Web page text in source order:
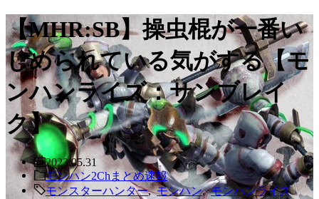
【MHR:SB】操虫棍が一番い
じめられている気がする【モ
ンハンライズ：サンブレイ
ク】
2023.05.31
モンハン2Chまとめ速報
モンスターハンター,モンハン,モンハンライズ